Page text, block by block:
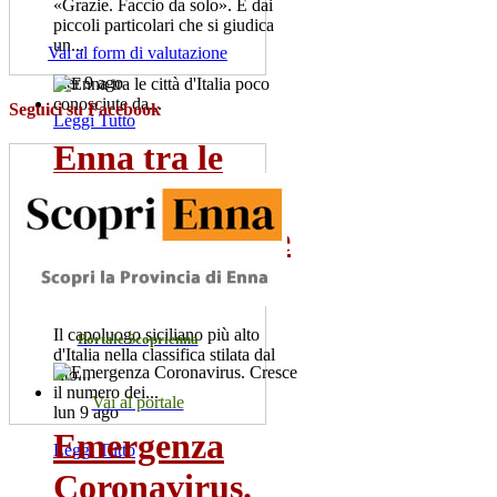
«Grazie. Faccio da solo». È dai
piccoli particolari che si giudica
un...
mer 9 ago
Leggi Tutto
Enna tra le
città d'Italia
poco conosciute
da...
Il capoluogo siciliano più alto
d'Italia nella classifica stilata dal
sito...
lun 9 ago
Leggi Tutto
Emergenza
Coronavirus.
Vai al form di valutazione
Seguici su Facebook
Portale Scoprienna
Vai al portale